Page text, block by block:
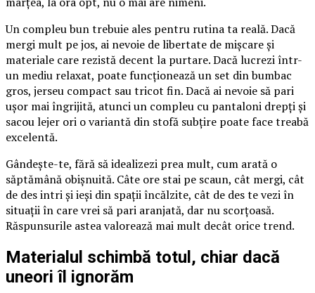
Un compleu bun trebuie ales pentru rutina ta reală. Dacă
mergi mult pe jos, ai nevoie de libertate de mișcare și
materiale care rezistă decent la purtare. Dacă lucrezi într-
un mediu relaxat, poate funcționează un set din bumbac
gros, jerseu compact sau tricot fin. Dacă ai nevoie să pari
ușor mai îngrijită, atunci un compleu cu pantaloni drepți și
sacou lejer ori o variantă din stofă subțire poate face treabă
excelentă.
Gândește-te, fără să idealizezi prea mult, cum arată o
săptămână obișnuită. Câte ore stai pe scaun, cât mergi, cât
de des intri și ieși din spații încălzite, cât de des te vezi în
situații în care vrei să pari aranjată, dar nu scorțoasă.
Răspunsurile astea valorează mai mult decât orice trend.
Materialul schimbă totul, chiar dacă
uneori îl ignorăm